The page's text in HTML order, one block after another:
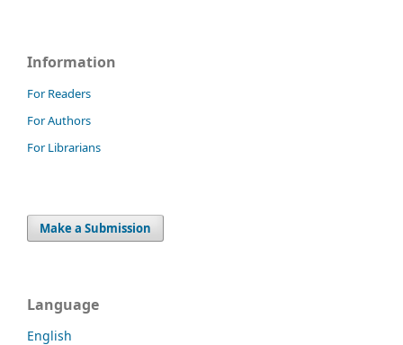
Information
For Readers
For Authors
For Librarians
Make a Submission
Language
English